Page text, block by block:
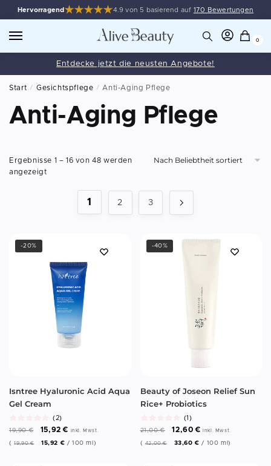
Hervorragend 4.9 von 5 basierend auf 170 Bewertungen
0
Entdecke jetzt die neusten Angebote!
Start / Gesichtspflege / Anti-Aging Pflege
Anti-Aging Pflege
Ergebnisse 1 – 16 von 48 werden
angezeigt
1 2 3
-20%
Isntree Hyaluronic Acid Aqua
Gel Cream
(2)
19,90€ 15,92€ inkl. Mwst.
(19,90€ 15,92€ /100 ml )
-40%
Beauty of Joseon Relief Sun
Rice+ Probiotics
(1)
21,00€ 12,60€ inkl. Mwst.
(42,00€ 33,60€ / 100 ml)